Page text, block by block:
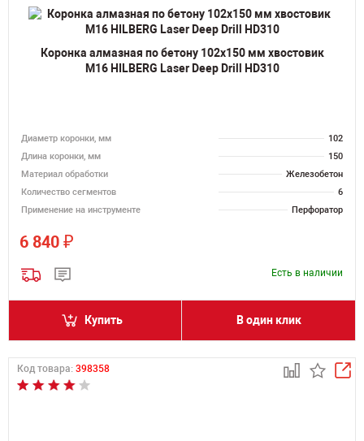
Коронка алмазная по бетону 102х150 мм хвостовик
M16 HILBERG Laser Deep Drill HD310
Диаметр коронки, мм
102
Длина коронки, мм
150
Материал обработки
Железобетон
Количество сегментов
6
Применение на инструменте
Перфоратор
6 840 ₽
Есть в наличии
Купить В один клик
Код товара: 398358